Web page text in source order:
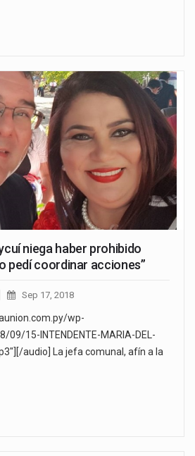
niega haber prohibido
pedí coordinar acciones”
Sep 17, 2018
wp-
15-INTENDENTE-MARIA-DEL-
audio] La jefa comunal, afín a la